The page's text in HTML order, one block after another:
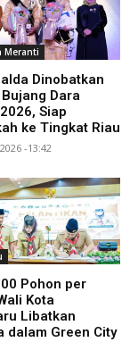
Meranti
Dinobatkan
Dara
Siap
ke Tingkat Riau
-13:42
Pohon per
Kota
Libatkan
dalam Green City